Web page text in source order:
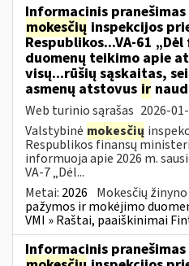
Informacinis
mokesčių inspekcijos
Respublikos...VA-61
duomenų teikimo apie
visų...rūšių sąskaitas,
asmenų atstovus ir
Web turinio sąrašas 2026-
Valstybinė mokesčių
Respublikos finansų
informuoja apie 2026 m.
VA-7 „Dėl...
Metai: 2026 Mokesčių
pažymos ir mokėjimo
VMI » Raštai, paaiškinimai
Informacinis